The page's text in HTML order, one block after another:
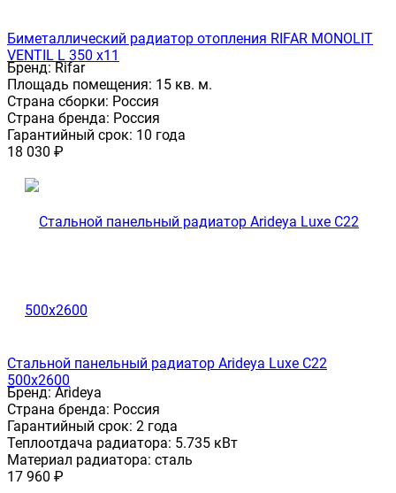
Биметаллический радиатор отопления RIFAR MONOLIT
VENTIL L 350 x11
Бренд: Rifar
Площадь помещения: 15 кв. м.
Страна сборки: Россия
Страна бренда: Россия
Гарантийный срок: 10 года
18 030 ₽
Стальной панельный радиатор Arideya Luxe С22
500x2600
Бренд: Arideya
Страна бренда: Россия
Гарантийный срок: 2 года
Теплоотдача радиатора: 5.735 кВт
Материал радиатора: сталь
17 960 ₽